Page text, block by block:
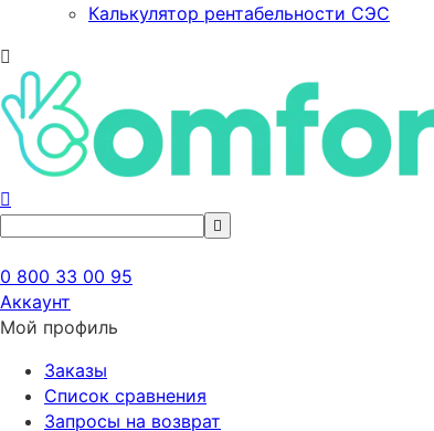
Калькулятор рентабельности СЭС
0 800 33 00 95
Аккаунт
Мой профиль
Заказы
Список сравнения
Запросы на возврат